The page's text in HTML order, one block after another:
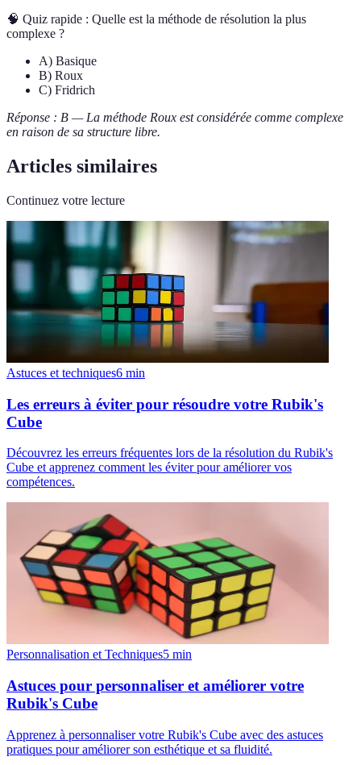
🧠 Quiz rapide : Quelle est la méthode de résolution la plus
complexe ?
A) Basique
B) Roux
C) Fridrich
Réponse : B — La méthode Roux est considérée comme complexe
en raison de sa structure libre.
Articles similaires
Continuez votre lecture
Astuces et techniques6 min
Les erreurs à éviter pour résoudre votre Rubik's
Cube
Découvrez les erreurs fréquentes lors de la résolution du Rubik's
Cube et apprenez comment les éviter pour améliorer vos
compétences.
Personnalisation et Techniques5 min
Astuces pour personnaliser et améliorer votre
Rubik's Cube
Apprenez à personnaliser votre Rubik's Cube avec des astuces
pratiques pour améliorer son esthétique et sa fluidité.